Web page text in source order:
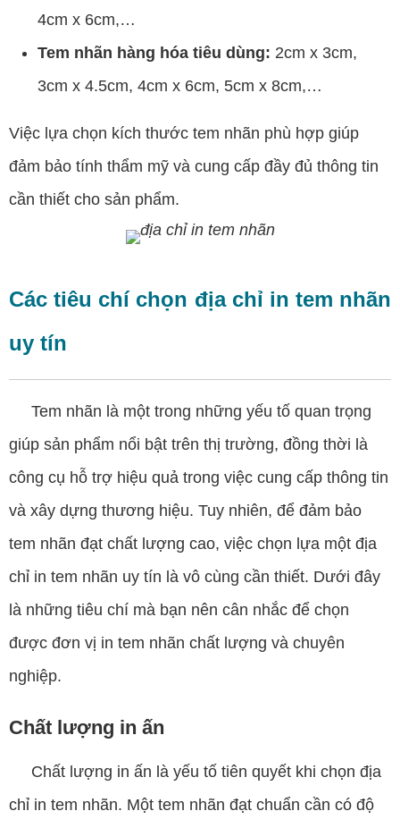
4cm x 6cm,…
Tem nhãn hàng hóa tiêu dùng: 2cm x 3cm,
3cm x 4.5cm, 4cm x 6cm, 5cm x 8cm,…
Việc lựa chọn kích thước tem nhãn phù hợp giúp
đảm bảo tính thẩm mỹ và cung cấp đầy đủ thông tin
cần thiết cho sản phẩm.
Các tiêu chí chọn địa chỉ in tem nhãn
uy tín
Tem nhãn là một trong những yếu tố quan trọng
giúp sản phẩm nổi bật trên thị trường, đồng thời là
công cụ hỗ trợ hiệu quả trong việc cung cấp thông tin
và xây dựng thương hiệu. Tuy nhiên, để đảm bảo
tem nhãn đạt chất lượng cao, việc chọn lựa một địa
chỉ in tem nhãn uy tín là vô cùng cần thiết. Dưới đây
là những tiêu chí mà bạn nên cân nhắc để chọn
được đơn vị in tem nhãn chất lượng và chuyên
nghiệp.
Chất lượng in ấn
Chất lượng in ấn là yếu tố tiên quyết khi chọn địa
chỉ in tem nhãn. Một tem nhãn đạt chuẩn cần có độ